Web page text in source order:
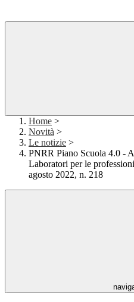
Home >
Novità >
Le notizie >
PNRR Piano Scuola 4.0 -
Laboratori per le
agosto 2022, n. 218